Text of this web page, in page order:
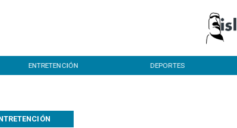
ENTRETENCIÓN DEPORTES